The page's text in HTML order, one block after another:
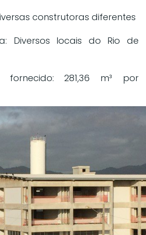
construtoras diferentes
Diversos locais do Rio de
fornecido: 281,36 m³ por